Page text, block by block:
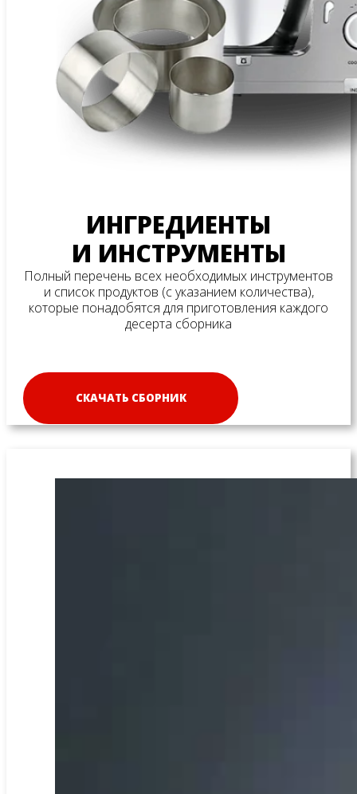
ИНГРЕДИЕНТЫ
И ИНСТРУМЕНТЫ
Полный перечень всех необходимых инструментов
и список продуктов (с указанием количества),
которые понадобятся для приготовления каждого
десерта сборника
СКАЧАТЬ СБОРНИК